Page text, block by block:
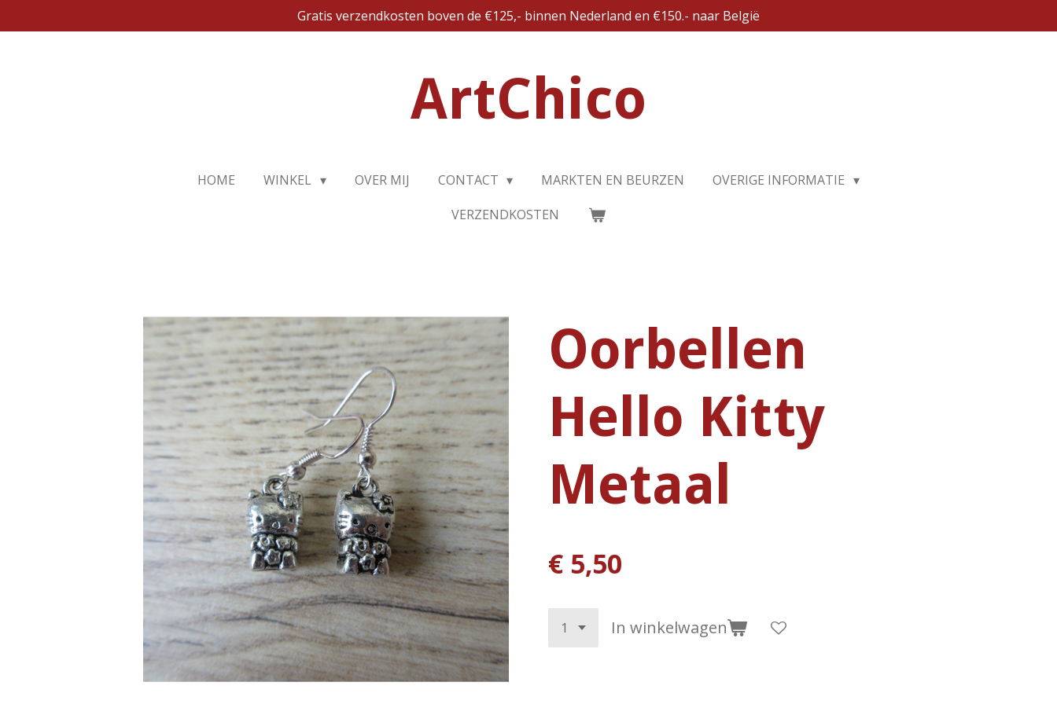
direct
Gratis verzendkosten boven de €125,- binnen Nederland en €150.- naar België
ArtChico
HOME WINKEL OVER MIJ CONTACT MARKTEN EN BEURZEN
OVERIGE INFORMATIE
VERZENDKOSTEN
Oorbellen
Hello Kitty
Metaal
€ 5,50
In winkelwagen